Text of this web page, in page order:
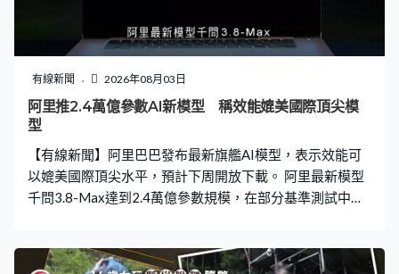
警方指報案時間為上午7時57分。至於總會在現場候命救
援的人手，水上救援保障服務共22人，以及載有救援人員
的兩艘巡邏快艇和十艘獨木舟分布在整個游泳賽事。 有三
項鐵人賽經驗的立法會議員鄭泳舜都有報名賽事，但未有
落水，他認為近日天氣反常，主辦方應該要及早預警。鄭
法。近期天氣都比較極端，因為
有線新聞 2026年08月03日
阿里推2.4萬億參數AI新模型 稱效能媲美國際頂尖模
型
【有線新聞】阿里巴巴發布最新旗艦AI模型，表示效能可
以媲美國際頂尖水平，預計下周開放下載。 阿里最新模型
千問3.8-Max達到2.4萬億參數規模，在部分基準測試中，
成一個為期16日的軟件工程項目，在兩項基準測試中，千